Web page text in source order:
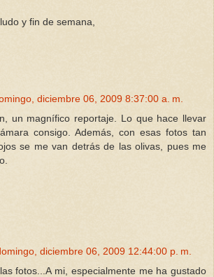
y fin de semana,
diciembre 06, 2009 8:37:00 a. m.
un magnífico reportaje. Lo que hace llevar
consigo. Además, con esas fotos tan
se me van detrás de las olivas, pues me
diciembre 06, 2009 12:44:00 p. m.
fotos...A mi, especialmente me ha gustado